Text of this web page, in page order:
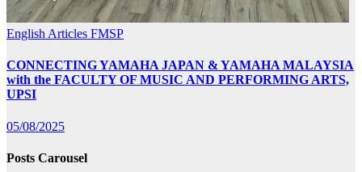
English Articles FMSP
CONNECTING YAMAHA JAPAN & YAMAHA MALAYSIA
with the FACULTY OF MUSIC AND PERFORMING ARTS,
UPSI
05/08/2025
Posts Carousel